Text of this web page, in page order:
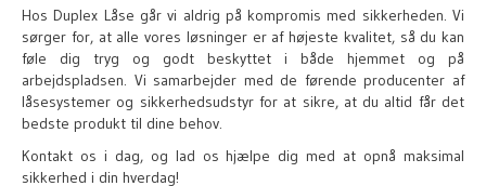
Hos Duplex Låse går vi aldrig på kompromis med sikkerheden. Vi
sørger for, at alle vores løsninger er af højeste kvalitet, så du kan
føle dig tryg og godt beskyttet i både hjemmet og på
arbejdspladsen. Vi samarbejder med de førende producenter af
låsesystemer og sikkerhedsudstyr for at sikre, at du altid får det
bedste produkt til dine behov.
Kontakt os i dag, og lad os hjælpe dig med at opnå maksimal
sikkerhed i din hverdag!